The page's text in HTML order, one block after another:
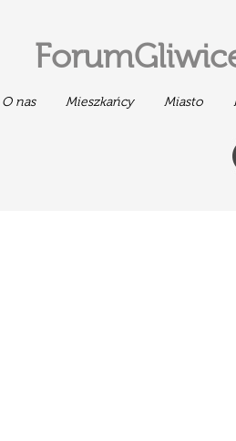
O nas Mieszkańcy Miasto